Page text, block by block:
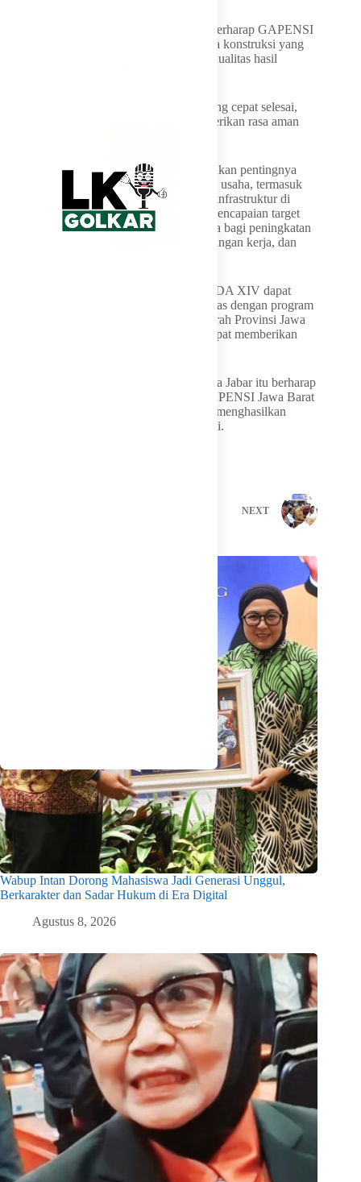
Pun Pemda Provinsi Jabar, lanjut Erwan, berharap GAPENSI
dapat terus mendorong lahirnya pelaku jasa konstruksi yang
unggul, taat aturan, dan berorientasi pada kualitas hasil
“Pembangunan yang baik bukan hanya yang cepat selesai,
tetapi yang kokoh, bermanfaat, dan memberikan rasa aman
Pada kesempatan itu pula, Erwan menekankan pentingnya
sinergi antara pemerintah daerah dan dunia usaha, termasuk
sektor jasa konstruksi, agar pembangunan infrastruktur di
Jawa Barat tidak hanya berorientasi pada pencapaian target
fisik, tetapi juga memberikan dampak nyata bagi peningkatan
kesejahteraan masyarakat, pembukaan lapangan kerja, dan
Ia berharap kepengurusan baru hasil MUSDA XIV dapat
segera menyusun program kerja yang selaras dengan program
pemerintah pusat maupun Pemerintah Daerah Provinsi Jawa
Barat, sehingga kolaborasi yang terjalin dapat memberikan
Mengakhiri sambutannya, orang nomor dua Jabar itu berharap
seluruh rangkaian MUSDA XIV BPD GAPENSI Jawa Barat
dapat berlangsung lancar, demokratis, dan menghasilkan
keputusan terbaik bagi kemajuan organisasi.
NEXT
Wabup Intan Dorong Mahasiswa Jadi Generasi Unggul,
Berkarakter dan Sadar Hukum di Era Digital
Agustus 8, 2026